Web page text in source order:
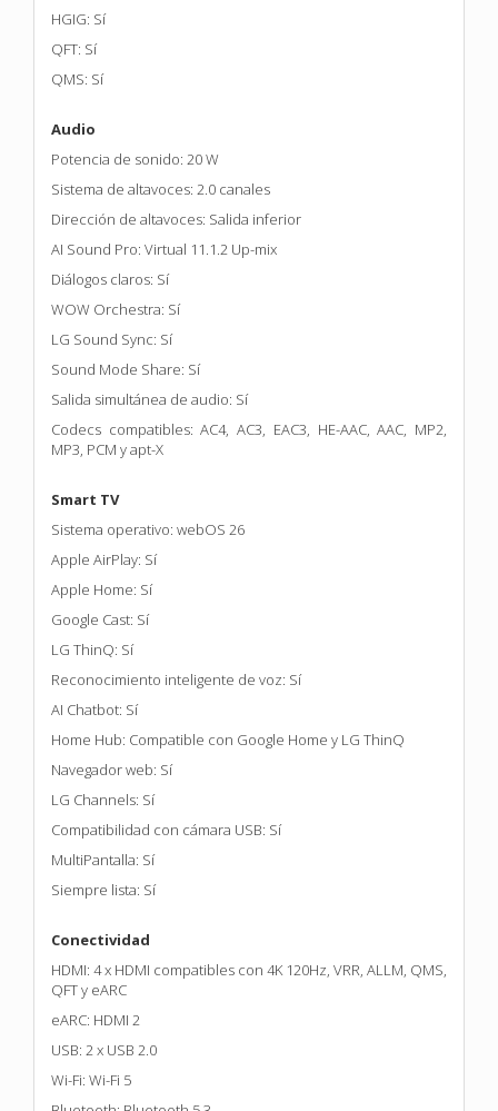
HGIG: Sí
QFT: Sí
QMS: Sí
Audio
Potencia de sonido: 20 W
Sistema de altavoces: 2.0 canales
Dirección de altavoces: Salida inferior
AI Sound Pro: Virtual 11.1.2 Up-mix
Diálogos claros: Sí
WOW Orchestra: Sí
LG Sound Sync: Sí
Sound Mode Share: Sí
Salida simultánea de audio: Sí
Codecs compatibles: AC4, AC3, EAC3, HE-AAC, AAC, MP2,
MP3, PCM y apt-X
Smart TV
Sistema operativo: webOS 26
Apple AirPlay: Sí
Apple Home: Sí
Google Cast: Sí
LG ThinQ: Sí
Reconocimiento inteligente de voz: Sí
AI Chatbot: Sí
Home Hub: Compatible con Google Home y LG ThinQ
Navegador web: Sí
LG Channels: Sí
Compatibilidad con cámara USB: Sí
MultiPantalla: Sí
Siempre lista: Sí
Conectividad
HDMI: 4 x HDMI compatibles con 4K 120Hz, VRR, ALLM, QMS,
QFT y eARC
eARC: HDMI 2
USB: 2 x USB 2.0
Wi-Fi: Wi-Fi 5